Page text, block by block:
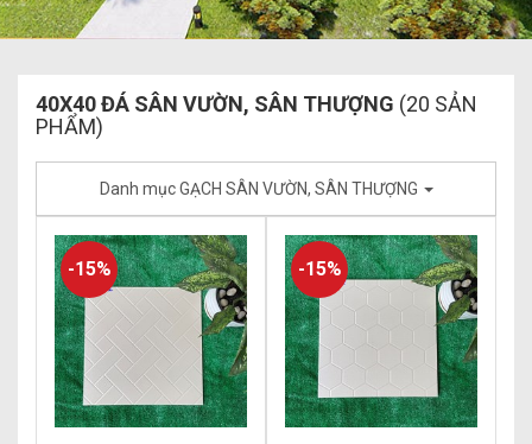
40X40 ĐÁ SÂN VƯỜN, SÂN THƯỢNG (20 SẢN
PHẨM)
Danh mục GẠCH SÂN VƯỜN, SÂN THƯỢNG
-15% -15%